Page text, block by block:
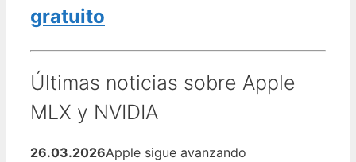
gratuito
Últimas noticias sobre Apple
MLX y NVIDIA
26.03.2026Apple sigue avanzando